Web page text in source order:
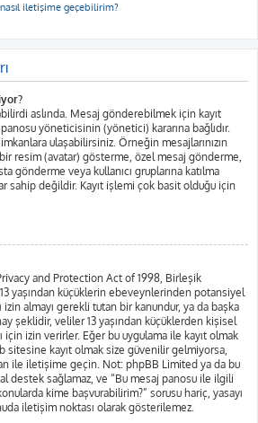
iletişime geçebilirim?
aslında. Mesaj gönderebilmek için kayıt
yöneticisinin (yönetici) kararına bağlıdır.
ulaşabilirsiniz. Örneğin mesajlarınızın
resim (avatar) gösterme, özel mesaj gönderme,
gönderme veya kullanıcı gruplarına katılma
sahip değildir. Kayıt işlemi çok basit olduğu için
and Protection Act of 1998, Birleşik
yaşından küçüklerin ebeveynlerinden potansiyel
almayı gerekli tutan bir kanundur, ya da başka
şeklidir, veliler 13 yaşından küçüklerden kişisel
izin verirler. Eğer bu uygulama ile kayıt olmak
sitesine kayıt olmak size güvenilir gelmiyorsa,
ile iletişime geçin. Not: phpBB Limited ya da bu
destek sağlamaz, ve “Bu mesaj panosu ile ilgili
kime başvurabilirim?” sorusu hariç, yasayı
iletişim noktası olarak gösterilemez.